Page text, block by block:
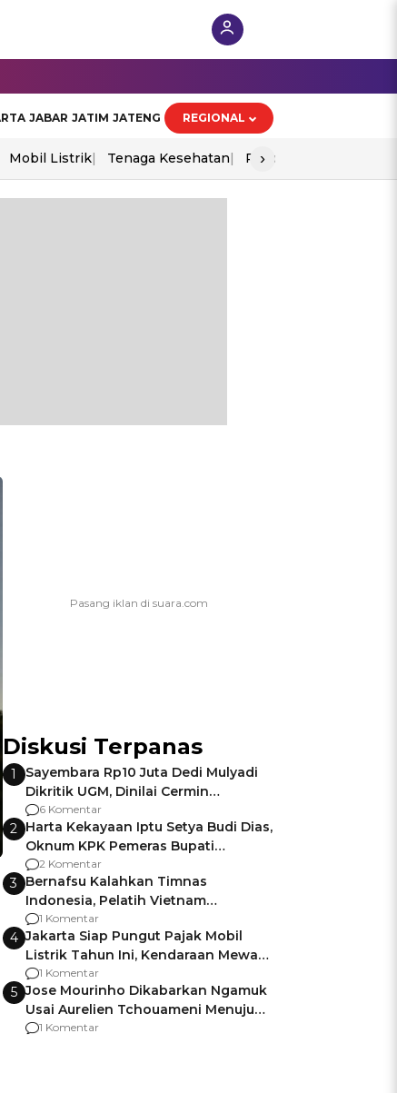
JABAR JATIM JATENG REGIONAL
Mobil Listrik Tenaga Kesehatan Piala Aff 2026
›
Diskusi Terpanas
1
Sayembara Rp10 Juta Dedi Mulyadi
Dikritik UGM, Dinilai Cermin
Gagalnya Negara Jamin Keamanan
6 Komentar
2 Harta Kekayaan Iptu Setya Budi Dias,
Oknum KPK Pemeras Bupati
Pemalang
2 Komentar
3 Bernafsu Kalahkan Timnas
Indonesia, Pelatih Vietnam
Berencana Pakai Jimat di Pakansari
1 Komentar
4 Jakarta Siap Pungut Pajak Mobil
Listrik Tahun Ini, Kendaraan Mewah
Kena hingga 75% PKB
1 Komentar
5 Jose Mourinho Dikabarkan Ngamuk
Usai Aurelien Tchouameni Menuju
Manchester United
1 Komentar